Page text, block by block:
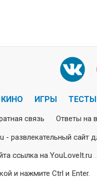
ИГРЫ ТЕСТЫ
связь Ответы на
развлекательный сайт
ссылка на YouLoveIt.ru
и нажмите Ctrl и Enter.